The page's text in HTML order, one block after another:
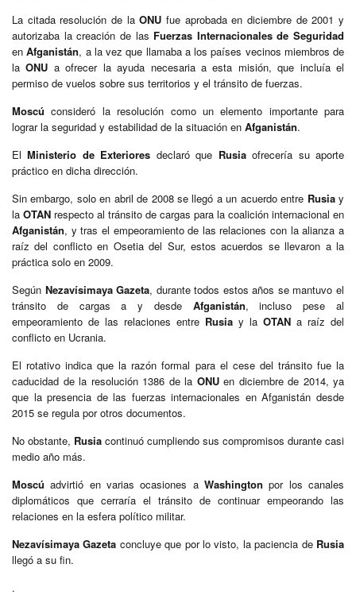
La citada resolución de laONU fue aprobada en diciembre de 2001 y
autorizaba la creación de las Fuerzas Internacionales de Seguridad
enAfganistán, a la vez que llamaba a los países vecinos miembros de
laONU a ofrecer la ayuda necesaria a esta misión, que incluía el
permiso de vuelos sobre sus territorios y el tránsito de fuerzas.
Moscú consideró la resolución como un elemento importante para
lograr la seguridad y estabilidad de la situación en Afganistán.
ElMinisterio de Exteriores declaró que Rusiaofrecería su aporte
práctico en dicha dirección.
Sin embargo, solo en abril de 2008 se llegó a un acuerdo entre Rusiay
la OTAN respecto al tránsito de cargas para la coalición internacional en
Afganistán, y tras el empeoramiento de las relaciones con la alianza a
raíz del conflicto en Osetia del Sur, estos acuerdos se llevaron a la
práctica solo en 2009.
Según Nezavísimaya Gazeta, durante todos estos años se mantuvo el
tránsito de cargas a y desde Afganistán, incluso pese al
empeoramiento de las relaciones entre Rusia y la OTAN a raíz del
conflicto en Ucrania.
El rotativo indica que la razón formal para el cese del tránsito fue la
caducidad de la resolución 1386 de la ONUen diciembre de 2014, ya
que la presencia de las fuerzas internacionales en Afganistán desde
2015 se regula por otros documentos.
No obstante, Rusia continuó cumpliendo sus compromisos durante casi
medio año más.
Moscú advirtió en varias ocasiones a Washington por los canales
diplomáticos que cerraría el tránsito de continuar empeorando las
relaciones en la esfera político militar.
Nezavísimaya Gazeta concluye que por lo visto, la paciencia de Rusia
llegó a su fin.
.